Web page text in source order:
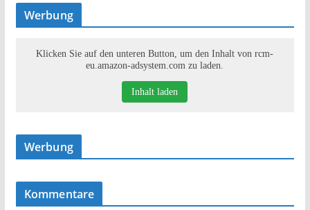
Werbung
Klicken Sie auf den unteren Button, um den Inhalt von rcm-
eu.amazon-adsystem.com zu laden.
Inhalt laden
Werbung
Kommentare